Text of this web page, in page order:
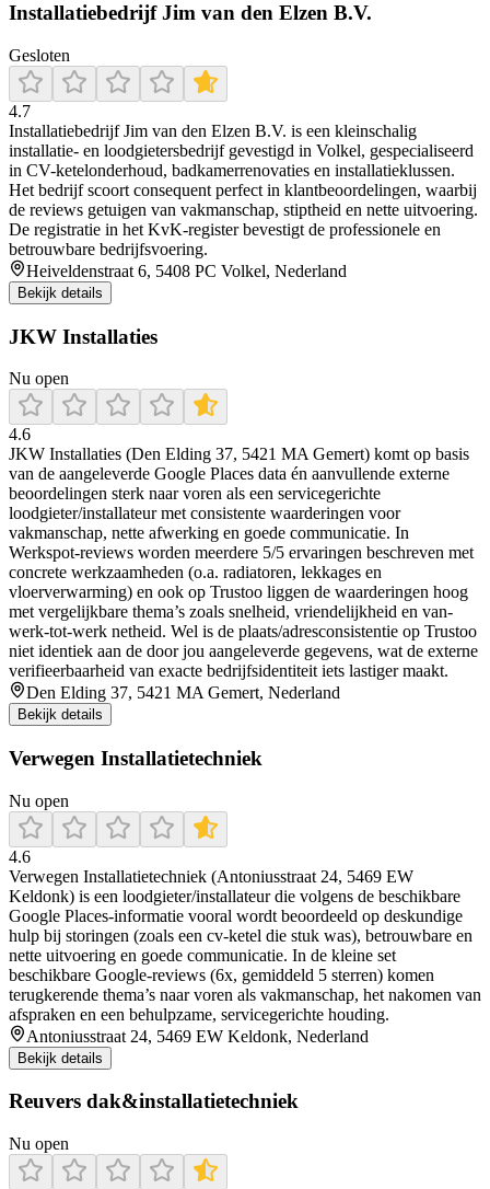
Installatiebedrijf Jim van den Elzen B.V.
Gesloten
4.7
Installatiebedrijf Jim van den Elzen B.V. is een kleinschalig
installatie- en loodgietersbedrijf gevestigd in Volkel, gespecialiseerd
in CV-ketelonderhoud, badkamerrenovaties en installatieklussen.
Het bedrijf scoort consequent perfect in klantbeoordelingen, waarbij
de reviews getuigen van vakmanschap, stiptheid en nette uitvoering.
De registratie in het KvK-register bevestigt de professionele en
betrouwbare bedrijfsvoering.
Heiveldenstraat 6, 5408 PC Volkel, Nederland
Bekijk details
JKW Installaties
Nu open
4.6
JKW Installaties (Den Elding 37, 5421 MA Gemert) komt op basis
van de aangeleverde Google Places data én aanvullende externe
beoordelingen sterk naar voren als een servicegerichte
loodgieter/installateur met consistente waarderingen voor
vakmanschap, nette afwerking en goede communicatie. In
Werkspot-reviews worden meerdere 5/5 ervaringen beschreven met
concrete werkzaamheden (o.a. radiatoren, lekkages en
vloerverwarming) en ook op Trustoo liggen de waarderingen hoog
met vergelijkbare thema’s zoals snelheid, vriendelijkheid en van-
werk-tot-werk netheid. Wel is de plaats/adresconsistentie op Trustoo
niet identiek aan de door jou aangeleverde gegevens, wat de externe
verifieerbaarheid van exacte bedrijfsidentiteit iets lastiger maakt.
Den Elding 37, 5421 MA Gemert, Nederland
Bekijk details
Verwegen Installatietechniek
Nu open
4.6
Verwegen Installatietechniek (Antoniusstraat 24, 5469 EW
Keldonk) is een loodgieter/installateur die volgens de beschikbare
Google Places-informatie vooral wordt beoordeeld op deskundige
hulp bij storingen (zoals een cv-ketel die stuk was), betrouwbare en
nette uitvoering en goede communicatie. In de kleine set
beschikbare Google-reviews (6x, gemiddeld 5 sterren) komen
terugkerende thema’s naar voren als vakmanschap, het nakomen van
afspraken en een behulpzame, servicegerichte houding.
Antoniusstraat 24, 5469 EW Keldonk, Nederland
Bekijk details
Reuvers dak&installatietechniek
Nu open